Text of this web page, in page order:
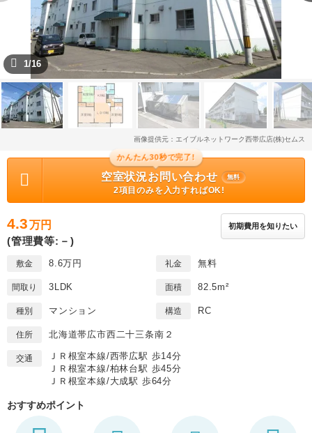
1/16
画像提供元：エイブルネットワーク西帯広店(株)セムス
かんたん30秒で完了!
空室状況お問い合わせ 無料
2項目のみを入力すればOK!
4.3万円
(管理費等:－)
初期費用を知りたい
敷金 8.6万円 礼金 無料
間取り 3LDK 面積 82.5m²
種別 マンション 構造 RC
住所 北海道帯広市西二十三条南２
交通
ＪＲ根室本線/西帯広駅 歩14分
ＪＲ根室本線/柏林台駅 歩45分
ＪＲ根室本線/大成駅 歩64分
おすすめポイント